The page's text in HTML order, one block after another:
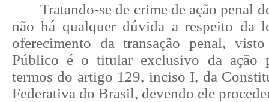
Tratando-se de crime de ação penal
não há qualquer dúvida a respeito da
oferecimento da transação penal,
Público é o titular exclusivo da ação
termos do artigo 129, inciso I, da
Federativa do Brasil, devendo ele